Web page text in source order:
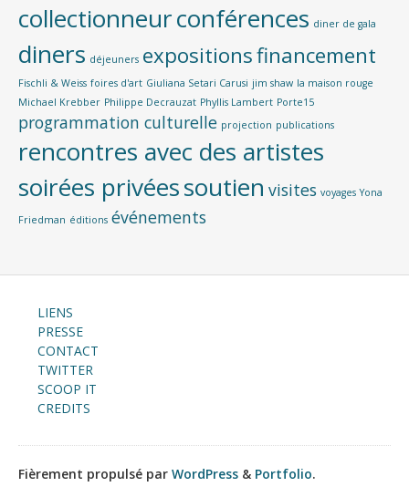
collectionneurconférences diner de gala
diners déjeuners expositionsfinancement
Fischli & Weiss foires d'art Giuliana Setari Carusi jim shaw la maison rouge
Michael Krebber Philippe Decrauzat Phyllis Lambert Porte15
programmation culturelle projection publications
rencontres avec des artistes
soirées privéessoutien visites voyages Yona
Friedman éditions événements
LIENS
PRESSE
CONTACT
TWITTER
SCOOP IT
CREDITS
Fièrement propulsé par WordPress & Portfolio.